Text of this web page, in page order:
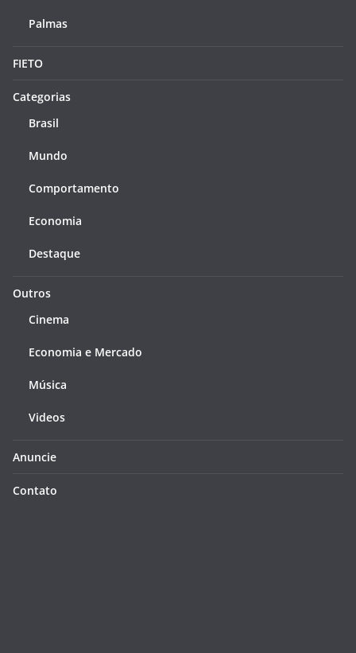
Palmas
FIETO
Categorias
Brasil
Mundo
Comportamento
Economia
Destaque
Outros
Cinema
Economia e Mercado
Música
Videos
Anuncie
Contato